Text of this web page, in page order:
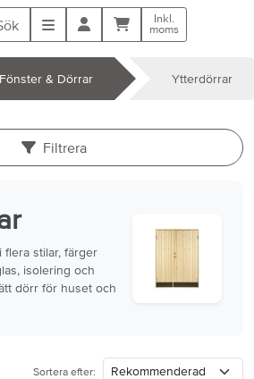
Meny Kundvagn
Inkl.
moms
Fönster & Dörrar Ytterdörrar
Filtrera
flera stilar, färger
isolering och
dörr för huset och
Sortera efter: